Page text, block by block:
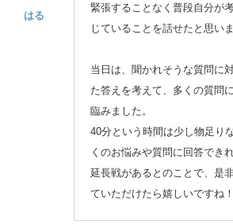
はる
緊張することなく普段自分が
じていることを話せたと思いま
当日は、聞かれそうな質問に
た答えを考えて、多くの質問
臨みました。
40分という時間は少し物足り
くのお悩みや質問に回答でき
延長戦があるとのことで、是
ていただけたら嬉しいですね！